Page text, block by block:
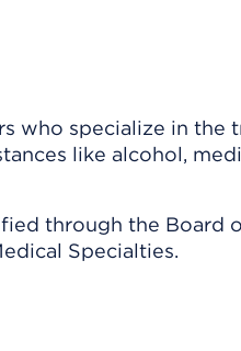
who specialize in the
like alcohol,
through the Board
Specialties.